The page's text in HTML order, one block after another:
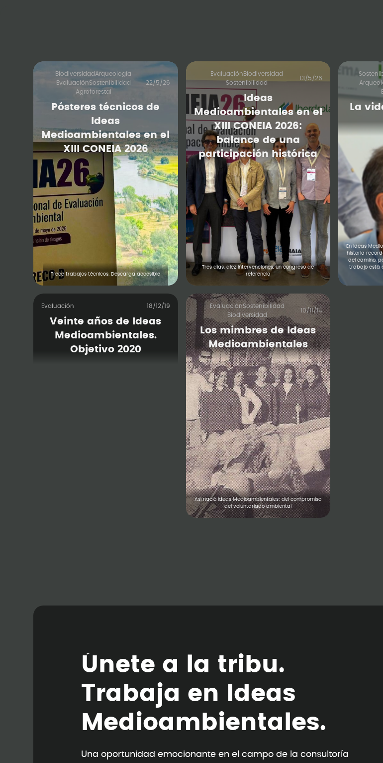
Biodiversidad Arqueología
EvaluaciónSostenibilidad
Agroforestal
22/5/26
Pósteres técnicos de
Ideas
Medioambientales en el
XIII CONEIA 2026
Trece trabajos técnicos. Descarga accesible
Evaluación Biodiversidad
Sostenibilidad
13/5/26
Ideas
Medioambientales en el
XIII CONEIA 2026:
balance de una
participación histórica
Tres días, diez intervenciones, un congreso de
referencia
La
En Ideas
historia
del camino,
trabajo está
Evaluación 18/12/19
Veinte años de Ideas
Medioambientales.
Objetivo 2020
EvaluaciónSostenibilidad
Biodiversidad
10/11/14
Los mimbres de Ideas
Medioambientales
Así nació Ideas Medioambientales: del compromiso
del voluntariado ambiental
Únete a a tribu.
Trabaja en deas
M edioambienta es.
Una oportunidad emocionante en el campo de la consultoría